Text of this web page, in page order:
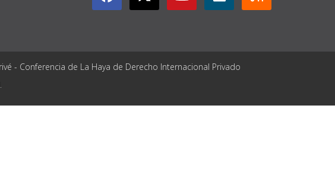
- Conferencia de La Haya de Derecho Internacional Privado